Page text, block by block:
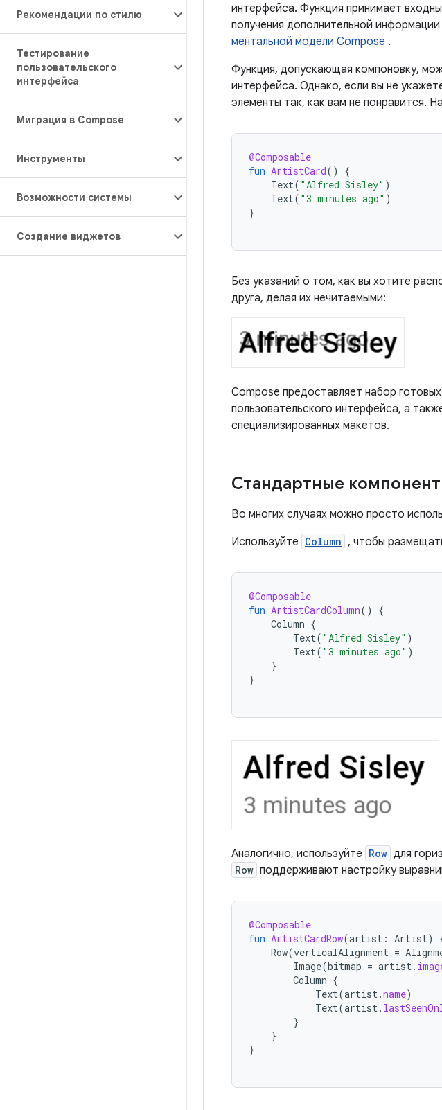
Рекомендации по стилю
Тестирование
пользовательского
интерфейса
Миграция в Compose
Инструменты
Возможности системы
Создание виджетов
интерфейса. Функция принимает
получения дополнительной
ментальной модели Compose .
Функция, допускающая компоновку,
интерфейса. Однако, если вы не
элементы так, как вам не понравится.
@Composable
fun ArtistCard()
{
Text( "Alfred Sisley" )
Text( "3 minutes ago" )
}
Без указаний о том, как вы хотите
друга, делая их нечитаемыми:
Compose предоставляет набор
пользовательского интерфейса, а
специализированных макетов.
Стандартные
Во многих случаях можно просто
Используйте Column , чтобы
@Composable
fun ArtistCardColumn()
{
Column {
Text( "Alfred Sisley" )
Text( "3 minutes ago" )
}
}
Аналогично, используйте Row для
Row поддерживают настройку
@Composable
fun ArtistCardRow(artist : Artist)
Row(verticalAlignment =
Image(bitmap = artist .
Column {
Text(artist .name)
Text(artist .
}
}
}